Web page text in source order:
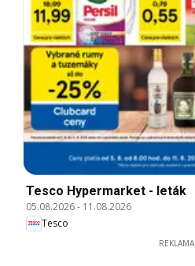
Tesco Hypermarket - leták
05.08.2026- 11.08.2026
Tesco
REKLAMA